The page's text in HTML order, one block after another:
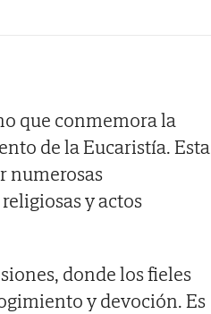
que conmemora la
de la Eucaristía. Esta
numerosas
y actos
donde los fieles
y devoción. Es